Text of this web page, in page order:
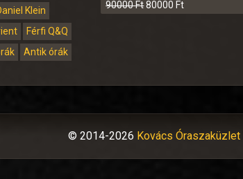
Klein
Férfi Q&Q
Antik órák
90000Ft80000 Ft
© 2014-2026 Kovács Óraszaküzlet